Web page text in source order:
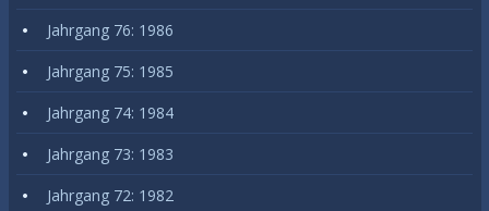
Jahrgang 76: 1986
Jahrgang 75: 1985
Jahrgang 74: 1984
Jahrgang 73: 1983
Jahrgang 72: 1982